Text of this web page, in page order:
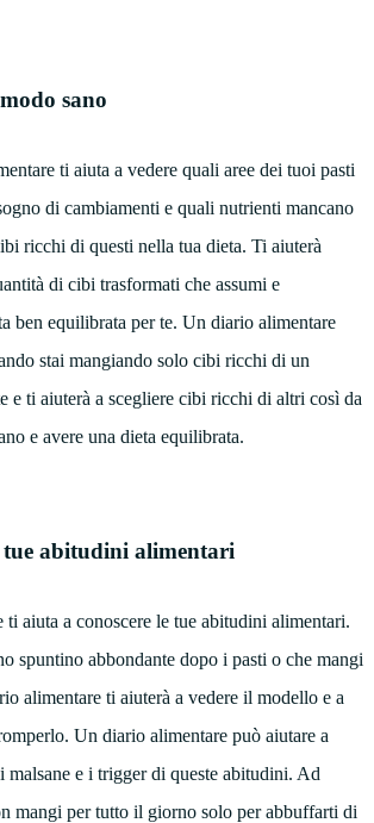
sano
ti aiuta a vedere quali aree dei tuoi pasti
di cambiamenti e quali nutrienti mancano
ricchi di questi nella tua dieta. Ti aiuterà
di cibi trasformati che assumi e
ben equilibrata per te. Un diario alimentare
stai mangiando solo cibi ricchi di un
e ti aiuterà a scegliere cibi ricchi di altri così da
e avere una dieta equilibrata.
tue abitudini alimentari
aiuta a conoscere le tue abitudini alimentari.
spuntino abbondante dopo i pasti o che mangi
alimentare ti aiuterà a vedere il modello e a
Un diario alimentare può aiutare a
e i trigger di queste abitudini. Ad
mangi per tutto il giorno solo per abbuffarti di